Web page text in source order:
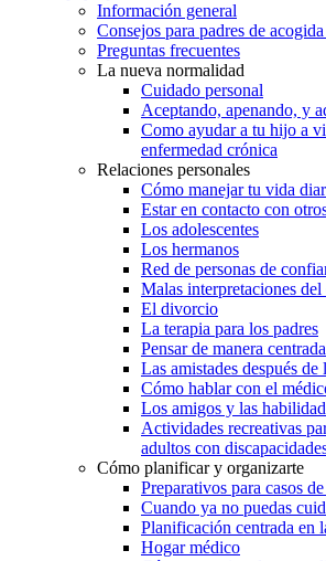
Información general
Consejos para padres de
Preguntas frecuentes
La nueva normalidad
Cuidado personal
Aceptando, apenando, y
Como ayudar a tu hijo a
enfermedad crónica
Relaciones personales
Cómo manejar tu vida
Estar en contacto con
Los adolescentes
Los hermanos
Red de personas de
Malas interpretaciones
El divorcio
La terapia para los padres
Pensar de manera
Las amistades después de
Cómo hablar con el
Los amigos y las
Actividades recreativas
adultos con
Cómo planificar y organizarte
Preparativos para casos
Cuando ya no puedas
Planificación centrada en
Hogar médico